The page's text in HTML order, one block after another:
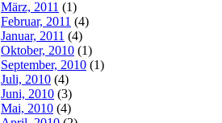
März, 2011 (1)
Februar, 2011 (4)
Januar, 2011 (4)
Oktober, 2010 (1)
September, 2010 (1)
Juli, 2010 (4)
Juni, 2010 (3)
Mai, 2010 (4)